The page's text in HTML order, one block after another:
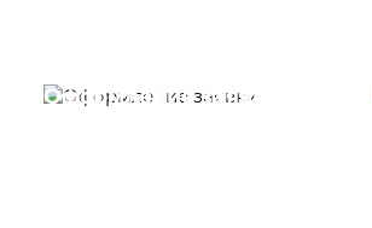
Оформление заявки